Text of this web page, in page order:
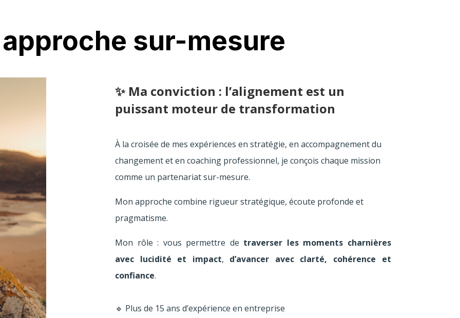
sur-mesure
✨ Ma conviction : l’alignement est un
puissant moteur de transformation
À la croisée de mes expériences en stratégie, en accompagnement du
changement et en coaching professionnel, je conçois chaque mission
comme un partenariat sur-mesure.
Mon approche combine rigueur stratégique, écoute profonde et
pragmatisme.
Mon rôle : vous permettre de traverser les moments charnières
avec lucidité et impact, d’avancer avec clarté, cohérence et
confiance.
🔹 Plus de 15 ans d’expérience en entreprise